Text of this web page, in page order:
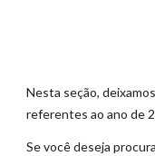
Nesta seção,
referentes ao ano de
Se você deseja